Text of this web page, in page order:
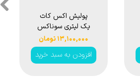
پولیش اکس کات
یک لیتری سوناکس
مدل Sonax
Profiline ExCut
05-05 1L
۱۳,۱۰۰,۰۰۰ تومان
افزودن به سبد خرید